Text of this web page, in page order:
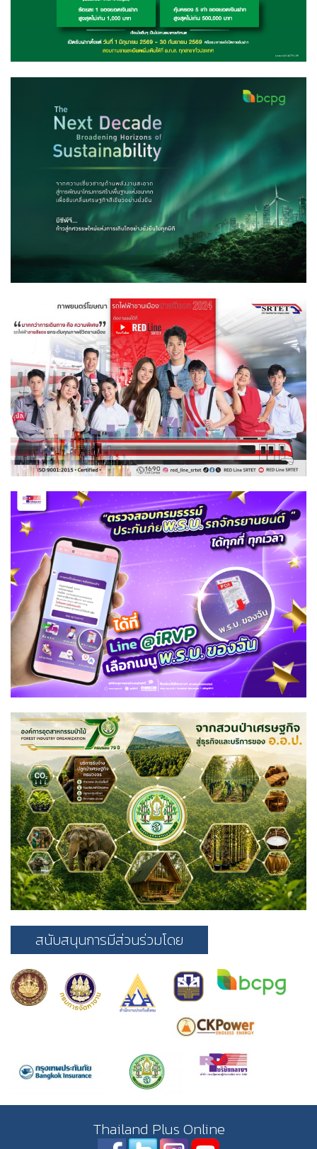
สนับสนุนการมีส่วนร่วมโดย
Thailand Plus Online